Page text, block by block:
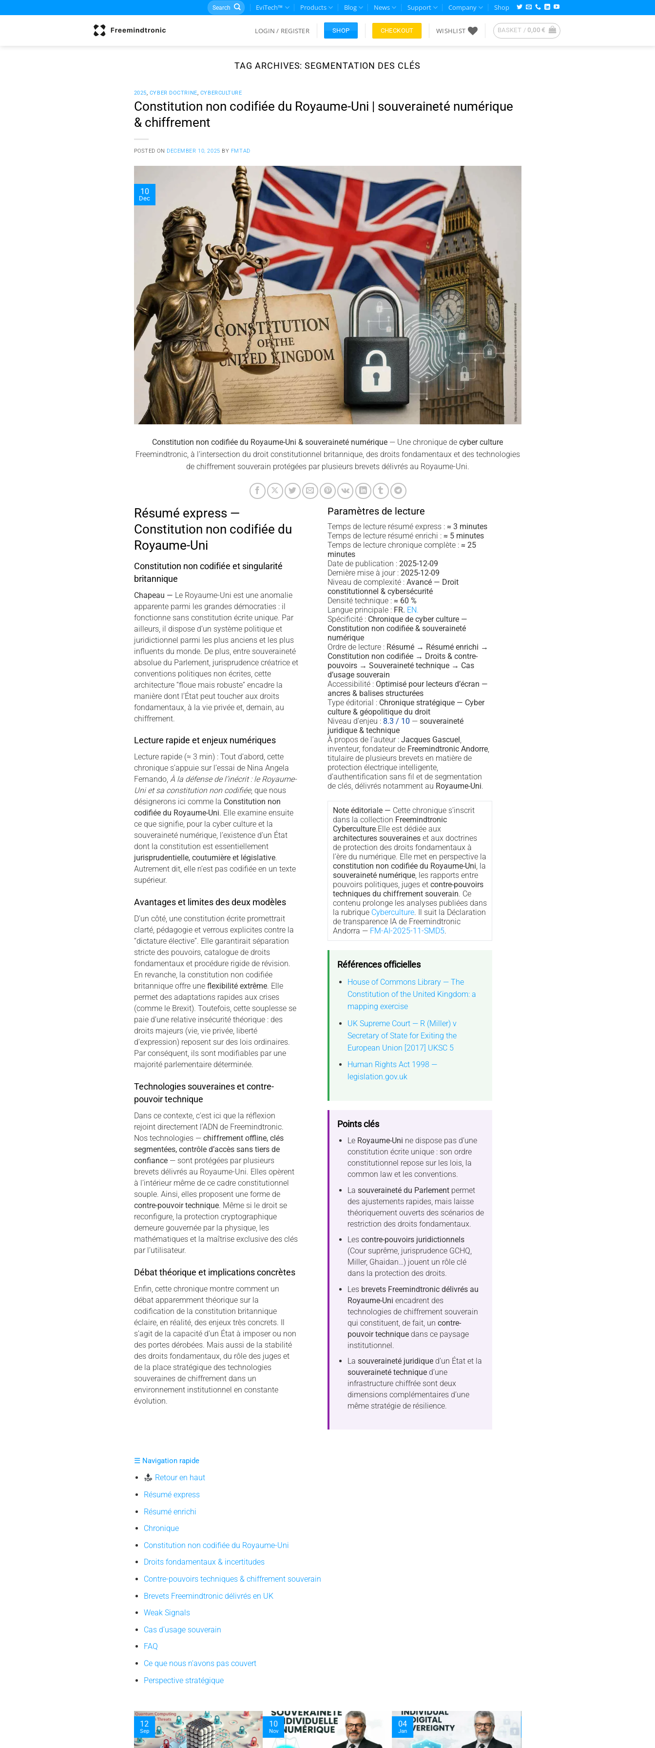
to
Search
for:
EviTech™ Products Blog News Support Company Shop
LOGIN / REGISTER SHOP CHECKOUT WISHLIST BASKET / 0,00€
TAG ARCHIVES:SEGMENTATION DES CLÉS
2025, CYBER DOCTRINE, CYBERCULTURE
Constitution non codifiée du Royaume-Uni | souveraineté numérique
& chiffrement
POSTED ON DECEMBER 10, 2025 BY FMTAD
10
Dec
Constitution non codifiée du Royaume-Uni & souveraineté numérique — Une chronique de cyber culture
Freemindtronic, à l’intersection du droit constitutionnel britannique, des droits fondamentaux et des technologies
de chiffrement souverain protégées par plusieurs brevets délivrés au Royaume-Uni.
Résumé express —
Constitution non codifiée du
Royaume-Uni
Constitution non codifiée et singularité
britannique
Chapeau — Le Royaume-Uni est une anomalie
apparente parmi les grandes démocraties : il
fonctionne sans constitution écrite unique. Par
ailleurs, il dispose d’un système politique et
juridictionnel parmi les plus anciens et les plus
influents du monde. De plus, entre souveraineté
absolue du Parlement, jurisprudence créatrice et
conventions politiques non écrites, cette
architecture “floue mais robuste” encadre la
manière dont l’État peut toucher aux droits
fondamentaux, à la vie privée et, demain, au
chiffrement.
Lecture rapide et enjeux numériques
Lecture rapide (≈ 3 min) : Tout d’abord, cette
chronique s’appuie sur l’essai de Nina Angela
Fernando, À la défense de l’inécrit : le Royaume-
Uni et sa constitution non codifiée, que nous
désignerons ici comme la Constitution non
codifiée du Royaume-Uni. Elle examine ensuite
ce que signifie, pour la cyber culture et la
souveraineté numérique, l’existence d’un État
dont la constitution est essentiellement
jurisprudentielle, coutumière et législative.
Autrement dit, elle n’est pas codifiée en un texte
supérieur.
Avantages et limites des deux modèles
D’un côté, une constitution écrite promettrait
clarté, pédagogie et verrous explicites contre la
“dictature élective”. Elle garantirait séparation
stricte des pouvoirs, catalogue de droits
fondamentaux et procédure rigide de révision.
En revanche, la constitution non codifiée
britannique offre une flexibilité extrême. Elle
permet des adaptations rapides aux crises
(comme le Brexit). Toutefois, cette souplesse se
paie d’une relative insécurité théorique : des
droits majeurs (vie, vie privée, liberté
d’expression) reposent sur des lois ordinaires.
Par conséquent, ils sont modifiables par une
majorité parlementaire déterminée.
Technologies souveraines et contre-
pouvoir technique
Dans ce contexte, c’est ici que la réflexion
rejoint directement l’ADN de Freemindtronic.
Nos technologies — chiffrement offline, clés
segmentées, contrôle d’accès sans tiers de
confiance— sont protégées par plusieurs
brevets délivrés au Royaume-Uni. Elles opèrent
à l’intérieur même de ce cadre constitutionnel
souple. Ainsi, elles proposent une forme de
contre-pouvoir technique. Même si le droit se
reconfigure, la protection cryptographique
demeure gouvernée par la physique, les
mathématiques et la maîtrise exclusive des clés
par l’utilisateur.
Débat théorique et implications concrètes
Enfin, cette chronique montre comment un
débat apparemment théorique sur la
codification de la constitution britannique
éclaire, en réalité, des enjeux très concrets. Il
s’agit de la capacité d’un État à imposer ou non
des portes dérobées. Mais aussi de la stabilité
des droits fondamentaux, du rôle des juges et
de la place stratégique des technologies
souveraines de chiffrement dans un
environnement institutionnel en constante
évolution.
Paramètres de lecture
Temps de lecture résumé express : ≈ 3 minutes
Temps de lecture résumé enrichi : ≈ 5 minutes
Temps de lecture chronique complète : ≈ 25
minutes
Date de publication : 2025-12-09
Dernière mise à jour : 2025-12-09
Niveau de complexité : Avancé — Droit
constitutionnel & cybersécurité
Densité technique : ≈ 60 %
Langue principale : FR. EN.
Spécificité : Chronique de cyber culture —
Constitution non codifiée & souveraineté
numérique
Ordre de lecture : Résumé → Résumé enrichi →
Constitution non codifiée → Droits & contre-
pouvoirs → Souveraineté technique → Cas
d’usage souverain
Accessibilité : Optimisé pour lecteurs d’écran —
ancres & balises structurées
Type éditorial : Chronique stratégique — Cyber
culture & géopolitique du droit
Niveau d’enjeu : 8.3 / 10 — souveraineté
juridique & technique
À propos de l’auteur : Jacques Gascuel
inventeur, fondateur de Freemindtronic Andorre
titulaire de plusieurs brevets en matière de
protection électrique intelligente,
d’authentification sans fil et de segmentation
de clés, délivrés notamment au Royaume-Uni.
Note éditoriale — Cette chronique s’inscrit
dans la collection Freemindtronic
Cyberculture.Elle est dédiée aux
architectures souveraineset aux doctrines
de protection des droits fondamentaux à
l’ère du numérique. Elle met en perspective la
constitution non codifiée du Royaume-Uni, la
souveraineté numérique, les rapports entre
pouvoirs politiques, juges et contre-pouvoirs
techniques du chiffrement souverain. Ce
contenu prolonge les analyses publiées dans
la rubriqueCyberculture. Il suit la Déclaration
de transparence IA de Freemindtronic
Andorra —FM-AI-2025-11-SMD5.
Références officielles
House of Commons Library — The
Constitution of the United Kingdom: a
mapping exercise
UK Supreme Court — R (Miller) v
Secretary of State for Exiting the
European Union [2017] UKSC 5
Human Rights Act 1998 —
legislation.gov.uk
Points clés
Le Royaume-Uni ne dispose pas d’une
constitution écrite unique : son ordre
constitutionnel repose sur les lois, la
common law et les conventions.
La souveraineté du Parlementpermet
des ajustements rapides, mais laisse
théoriquement ouverts des scénarios de
restriction des droits fondamentaux.
Les contre-pouvoirs juridictionnels
(Cour suprême, jurisprudence GCHQ,
Miller, Ghaidan…) jouent un rôle clé
dans la protection des droits.
Les brevets Freemindtronic délivrés au
Royaume-Uni encadrent des
technologies de chiffrement souverain
qui constituent, de fait, un contre-
pouvoir techniquedans ce paysage
institutionnel.
La souveraineté juridiqued’un État et la
souveraineté techniqued’une
infrastructure chiffrée sont deux
dimensions complémentaires d’une
même stratégie de résilience.
☰ Navigation rapide
Retour en haut
Résumé express
Résumé enrichi
Chronique
Constitution non codifiée du Royaume-Uni
Droits fondamentaux & incertitudes
Contre-pouvoirs techniques & chiffrement souverain
Brevets Freemindtronic délivrés en UK
Weak Signals
Cas d’usage souverain
FAQ
Ce que nous n’avons pas couvert
Perspective stratégique
10
Nov
19